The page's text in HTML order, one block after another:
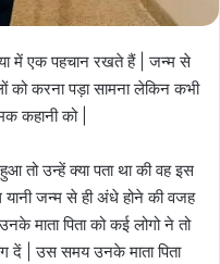
में एक पहचान रखते हैं | जन्म से
को करना पड़ा सामना लेकिन कभी
कहानी को |
तो उन्हें क्या पता था की वह इस
यानी जन्म से ही अंधे होने की वजह
माता पिता को कई लोगो ने तो
दें | उस समय उनके माता पिता